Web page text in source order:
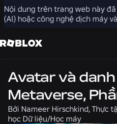
Nội dung trên trang web này
(AI) hoặc công nghệ dịch máy
Chia sẻ
Kỹ thuật
Avatar và
Metaverse,
Bởi Nameer Hirschkind, Thực
học Dữ liệu/Học máy